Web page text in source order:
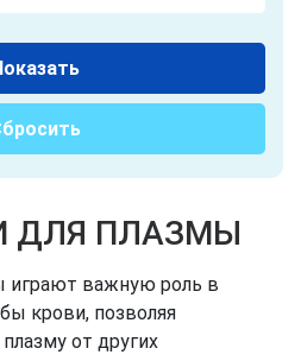
ДЛЯ ПЛАЗМЫ
играют важную роль в
крови, позволяя
от других